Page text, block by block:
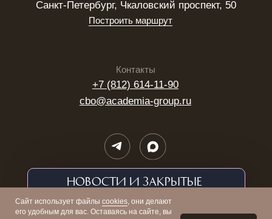
Сайт использует файлы cookies, они делают
его удобным для вас. Оставаясь на сайте, вы
новости и закрытые